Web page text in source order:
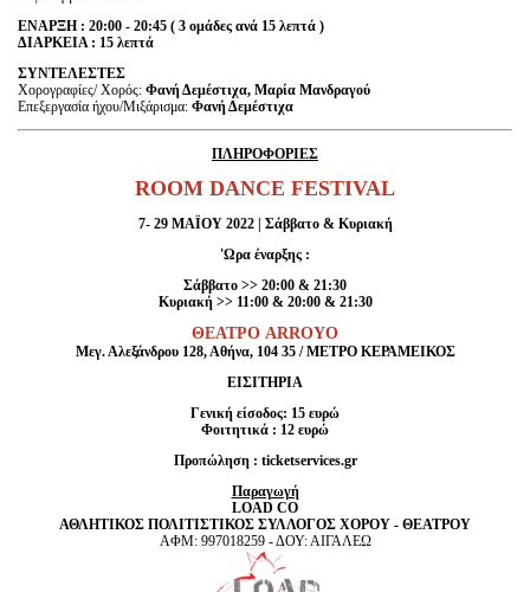
ΕΝΑΡΞΗ : 20:00 - 20:45 ( 3 ομάδες ανά 15 λεπτά )
ΔΙΑΡΚΕΙΑ : 15 λεπτά
ΣΥΝΤΕΛΕΣΤΕΣ
Χορογραφίες/ Χορός: Φανή Δεμέστιχα, Μαρία Μανδραγού
Επεξεργασία ήχου/Μιξάρισμα: ΦανήΔεμέστιχα
ΠΛΗΡΟΦΟΡΙΕΣ
ROOM DANCE FESTIVAL
7- 29 ΜΑΪΟΥ 2022 | Σάββατο & Κυριακή
'Ωρα έναρξης :
Σάββατο >> 20:00 & 21:30
Κυριακή >> 11:00 & 20:00 & 21:30
ΘΕΑΤΡΟ ARROYO
Mεγ. Αλεξάνδρου 128, Αθήνα, 104 35 / ΜΕΤΡΟ ΚΕΡΑΜΕΙΚΟΣ
ΕΙΣΙΤΗΡΙΑ
Γενική είσοδος: 15 ευρώ
Φοιτητικά : 12 ευρώ
Προπώληση : ticketservices.gr
Παραγωγή
LOAD CO
ΑΘΛΗΤΙΚΟΣ ΠΟΛΙΤΙΣΤΙΚΟΣ ΣΥΛΛΟΓΟΣ ΧΟΡΟΥ - ΘΕΑΤΡΟΥ
ΑΦΜ: 997018259 - ΔΟΥ: ΑΙΓΑΛΕΩ